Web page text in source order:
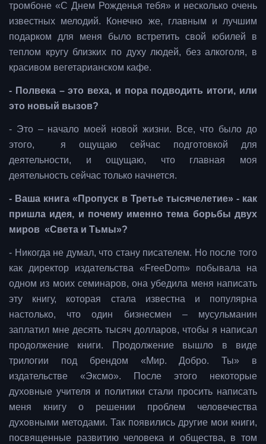
тромбоне «С Днем Рожденья тебя» и несколько очень
известных мелодий. Конечно же, главным и лучшим
подарком для меня было встретить свой юбилей в
теплом кругу близких по духу людей, без алкоголя, в
красивом вегетарианском кафе.
- Полвека – это веха, и пора подводить итоги, или
это новый вызов?
- Это – начало моей новой жизни. Все, что было до
этого, я ощущаю сейчас подготовкой для
деятельности, и ощущаю, что главная моя
деятельность сейчас только начнется.
- Ваша книга «Пропуск в Третье тысячелетие» - как
пришла идея, и почему именно тема борьбы двух
миров «Света и Тьмы»?
- Никогда не думал, что стану писателем. Но после того
как директор издательства «FreeDom» побывала на
одном из моих семинаров, она убедила меня написать
эту книгу, которая стала известна и популярна
настолько, что один бизнесмен – мусульманин
заплатил мне десять тысяч долларов, чтобы я написал
продолжение книги. Продолжение вышло в виде
трилогии под брендом «Мир. Добро. Ты» в
издательстве «Эксмо». После этого некоторые
духовные учителя и политики стали просить написать
меня книгу о решении проблем человечества
духовными методами. Так появились другие мои книги,
посвященные развитию человека и общества, в том